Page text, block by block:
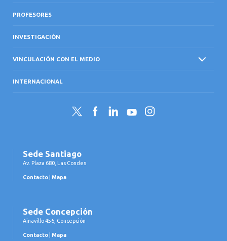
PROFESORES
INVESTIGACIÓN
VINCULACIÓN CON EL MEDIO
INTERNACIONAL
Twitter FacebookLinkedInYouTubeInstagram
Sede Santiago
Av. Plaza 680, Las Condes
Contacto Mapa
Sede Concepción
Ainavillo 456, Concepción
Contacto Mapa